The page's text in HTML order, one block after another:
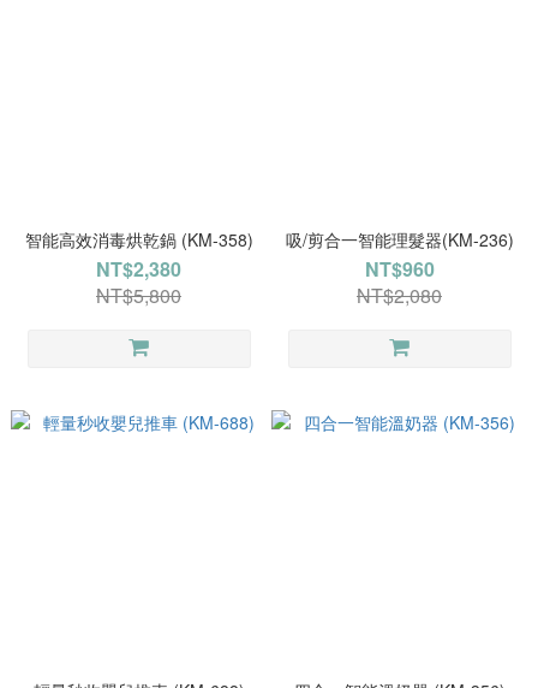
智能高效消毒烘乾鍋 (KM-358)
NT$2,380
NT$5,800
吸/剪合一智能理髮器(KM-236)
NT$960
NT$2,080